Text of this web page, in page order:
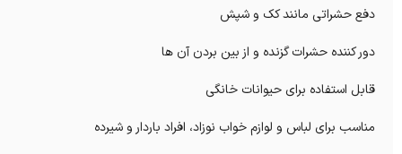
دفع حشراتی مانند کک و شپش
دور کننده حشرات گزنده و از بین بردن آن ها
قابل استفاده برای حیوانات خانگی
مناسب برای لباس و لوازم خواب نوزاد، افراد باردار و شیرده